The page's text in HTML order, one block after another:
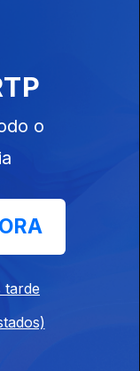
Ep. 6
Ep. 5
o
tarde